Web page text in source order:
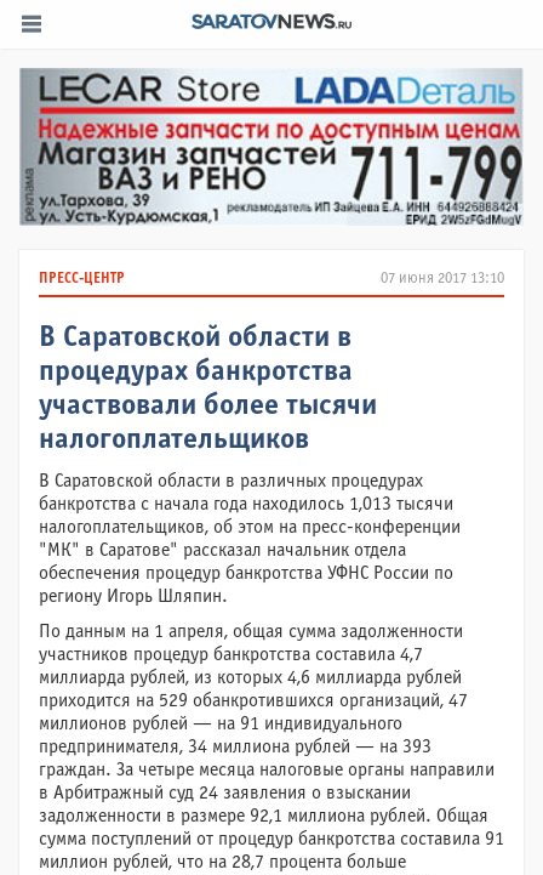
07 июня 2017 13:10
ПРЕСС-ЦЕНТР
В Саратовской области в
процедурах банкротства
участвовали более тысячи
налогоплательщиков
В Саратовской области в различных процедурах
банкротства с начала года находилось 1,013 тысячи
налогоплательщиков, об этом на пресс-конференции
"МК" в Саратове" рассказал начальник отдела
обеспечения процедур банкротства УФНС России по
региону Игорь Шляпин.
По данным на 1 апреля, общая сумма задолженности
участников процедур банкротства составила 4,7
миллиарда рублей, из которых 4,6 миллиарда рублей
приходится на 529 обанкротившихся организаций, 47
миллионов рублей — на 91 индивидуального
предпринимателя, 34 миллиона рублей — на 393
граждан. За четыре месяца налоговые органы направили
в Арбитражный суд 24 заявления о взыскании
задолженности в размере 92,1 миллиона рублей. Общая
сумма поступлений от процедур банкротства составила 91
миллион рублей, что на 28,7 процента больше